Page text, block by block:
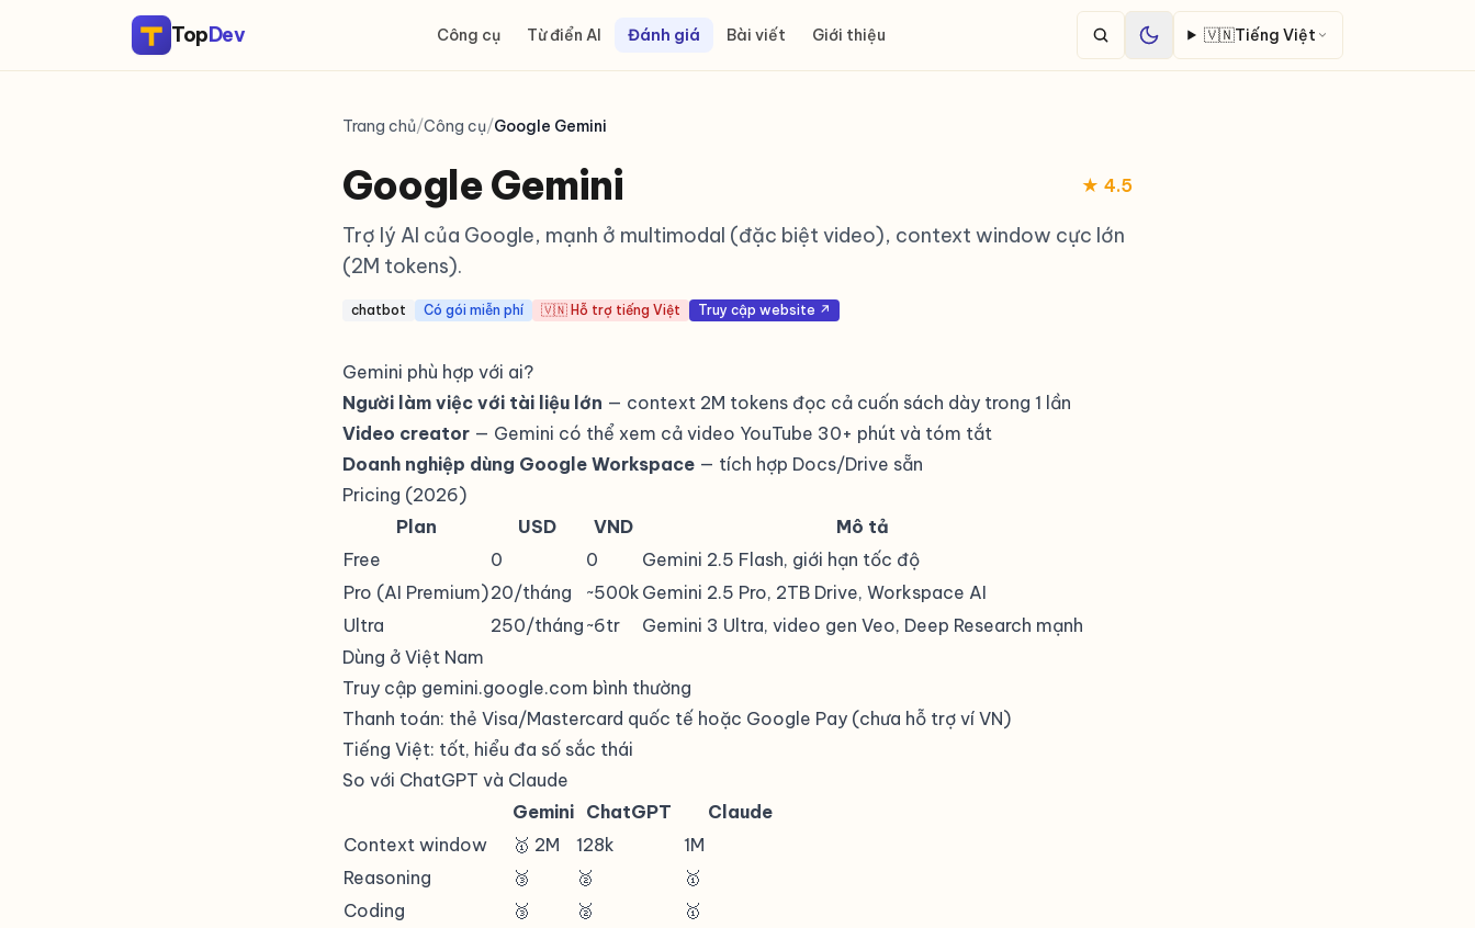
TopDev Công cụ Từ điển AI Đánh giá Bài viết Giới thiệu 🇻🇳Tiếng Việt
Trang chủ/Công cụ/Google Gemini
Google Gemini ★ 4.5
Trợ lý AI của Google, mạnh ở multimodal (đặc biệt video), context window cực lớn
(2M tokens).
chatbot Có gói miễn phí 🇻🇳 Hỗ trợ tiếng Việt Truy cập website ↗
Gemini phù hợp với ai?
Người làm việc với tài liệu lớn — context 2M tokens đọc cả cuốn sách dày trong 1 lần
Video creator — Gemini có thể xem cả video YouTube 30+ phút và tóm tắt
Doanh nghiệp dùng Google Workspace — tích hợp Docs/Drive sẵn
Pricing (2026)
Plan
USD VND
Mô tả
Free
0 0
Gemini 2.5 Flash, giới hạn tốc độ
Pro (AI Premium)20/tháng ~500k Gemini 2.5 Pro, 2TB Drive, Workspace AI
Ultra
250/tháng ~6tr
Gemini 3 Ultra, video gen Veo, Deep Research mạnh
Dùng ở Việt Nam
Truy cập gemini.google.com bình thường
Thanh toán: thẻ Visa/Mastercard quốc tế hoặc Google Pay (chưa hỗ trợ ví VN)
Tiếng Việt: tốt, hiểu đa số sắc thái
So với ChatGPT và Claude
Gemini ChatGPT
Claude
Context window
🥇 2M 128k
1M
Reasoning
🥉 🥈
🥇
Coding
🥉 🥈
🥇